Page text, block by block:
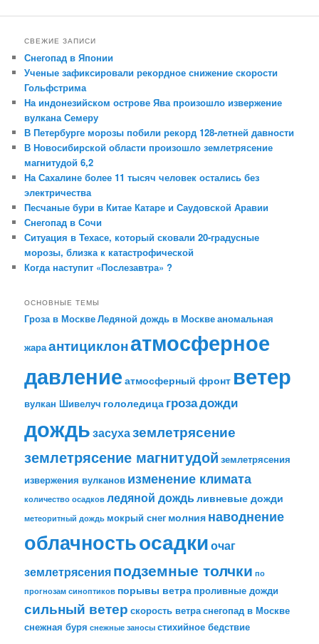
СВЕЖИЕ ЗАПИСИ
Снегопад в Японии
Ученые зафиксировали рекордное снижение скорости
Гольфстрима
На индонезийском острове Ява произошло извержение
вулкана Семеру
В Петербурге морозы побили рекорд 128-летней давности
В Новосибирской области произошло землетрясение
магнитудой 6,2
На Сахалине более 11 тысяч человек остались без
электричества
Песчаные бури в Китае Катаре и Саудовской Аравии
Снегопад в Сочи
Ситуация в Техасе, который сковали 20-градусные
морозы, близка к катастрофической
Когда наступит «Послезавтра» ?
ОСНОВНЫЕ ТЕМЫ
Гроза в МосквеЛедяной дождь в Москвеаномальная
жараантициклонатмосферное
давление атмосферный фронт ветер
вулкан Шивелуч гололедица грозадожди
дождьзасухаземлетрясение
землетрясение магнитудой землетрясения
извержения вулканов изменение климата
количество осадков ледяной дождьливневые дожди
метеоритный дождь мокрый снег молния наводнение
облачностьосадкиочаг
землетрясенияподземные толчки по
прогнозам синоптиков порывы ветра проливные дожди
сильный ветер скорость ветраснегопад в Москве
снежная буря снежные заносы стихийное бедствие